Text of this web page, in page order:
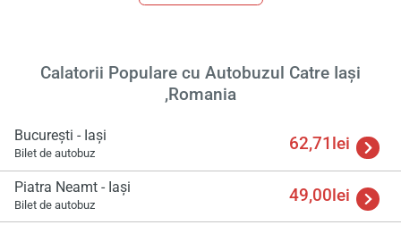
Calatorii Populare cu Autobuzul Catre Iași
,Romania
București - Iași
Bilet de autobuz 62,71lei
Piatra Neamt - Iași
Bilet de autobuz 49,00lei